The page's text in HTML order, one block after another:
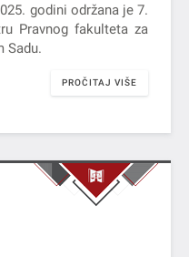
godini održana je 7.
Pravnog fakulteta za
Sadu.
PROČITAJ VIŠE